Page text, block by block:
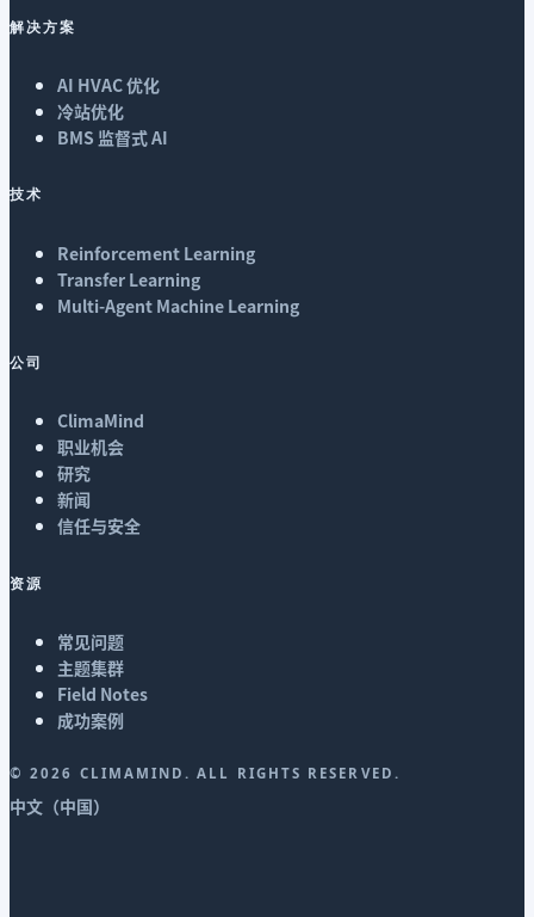
解决方案
AI HVAC 优化
冷站优化
BMS 监督式 AI
技术
Reinforcement Learning
Transfer Learning
Multi-Agent Machine Learning
公司
ClimaMind
职业机会
研究
新闻
信任与安全
资源
常见问题
主题集群
Field Notes
成功案例
©2026 CLIMAMIND. ALL RIGHTS RESERVED.
中文（中国）